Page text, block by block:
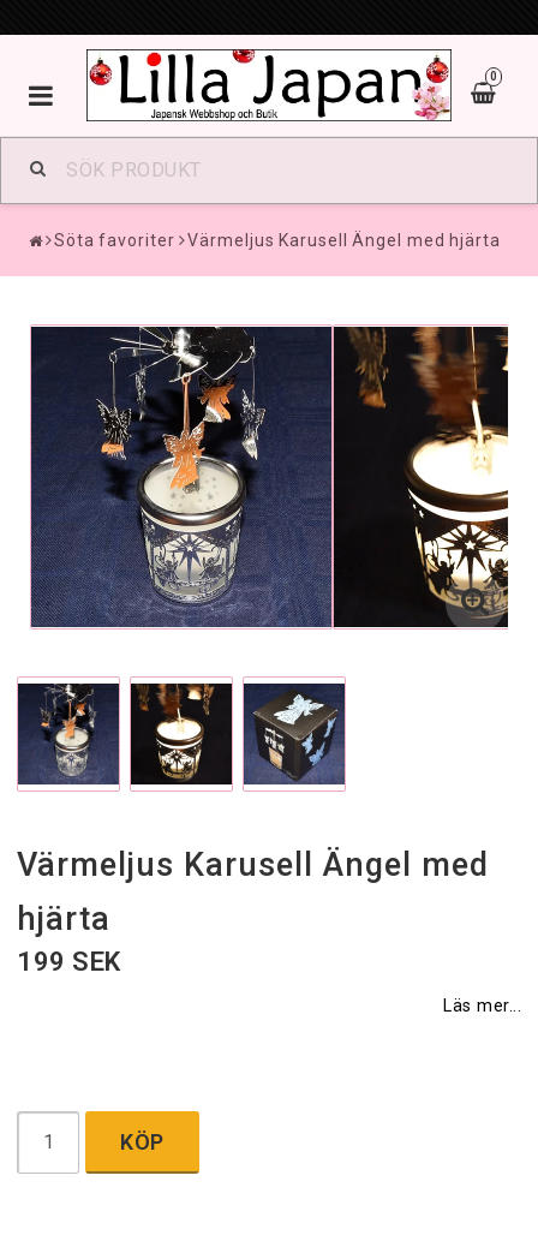
0
Toggle
navigation
Söta favoriter Värmeljus Karusell Ängel med hjärta
Värmeljus Karusell Ängel med
hjärta
199 SEK
Läs mer...
KÖP